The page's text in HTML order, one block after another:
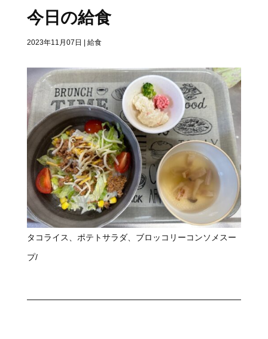
今日の給食
2023年11月07日 給食
タコライス、ポテトサラダ、ブロッコリーコンソメスー
プ/